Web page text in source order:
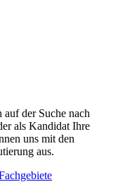
der Suche nach
als Kandidat Ihre
uns mit den
aus.